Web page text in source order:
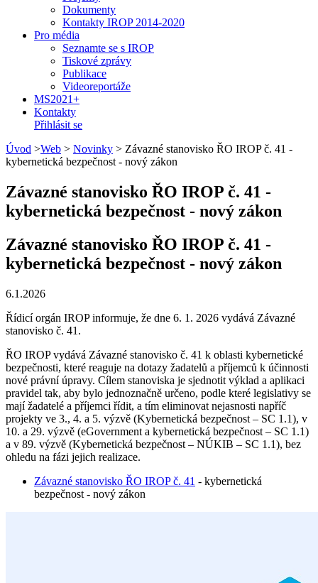
Dokumenty
Kontakty IROP 2014-2020
Pro média
Seznamte se s IROP
Tiskové zprávy
Publikace
Videoreportáže
MS2021+
Kontakty
Přihlásit se
Úvod >Web > Novinky > Závazné stanovisko ŘO IROP č. 41 -
kybernetická bezpečnost - nový zákon
Závazné stanovisko ŘO IROP č. 41 -
kybernetická bezpečnost - nový zákon
Závazné stanovisko ŘO IROP č. 41 -
kybernetická bezpečnost - nový zákon
6.1.2026
Řídicí orgán IROP informuje, že dne 6. 1. 2026 vydává Závazné
stanovisko č. 41.
ŘO IROP vydává Závazné stanovisko č. 41 k oblasti kybernetické
bezpečnosti, které reaguje na dotazy žadatelů a příjemců k účinnosti
nové právní úpravy. Cílem stanoviska je sjednotit výklad a aplikaci
pravidel tak, aby bylo jednoznačně určeno, podle které legislativy se
mají žadatelé a příjemci řídit, a tím eliminovat nejasnosti napříč
projekty ve 3., 4. a 5. výzvě (Kybernetická bezpečnost – SC 1.1), v
10. a 29. výzvě (eGovernment a kybernetická bezpečnost – SC 1.1)
a v 89. výzvě (Kybernetická bezpečnost – NÚKIB – SC 1.1), bez
ohledu na fázi jejich realizace.
Závazné stanovisko ŘO IROP č. 41 - kybernetická
bezpečnost - nový zákon